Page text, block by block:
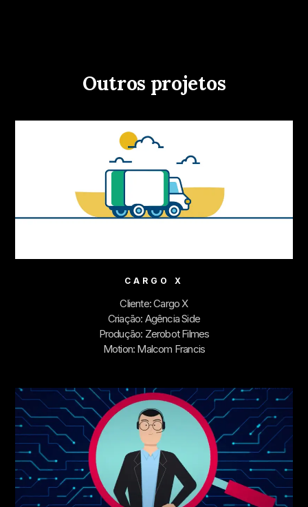
Outros projetos
CARGO X
Cliente: Cargo X
Criação: Agência Side
Produção: Zerobot Filmes
Motion: Malcom Francis